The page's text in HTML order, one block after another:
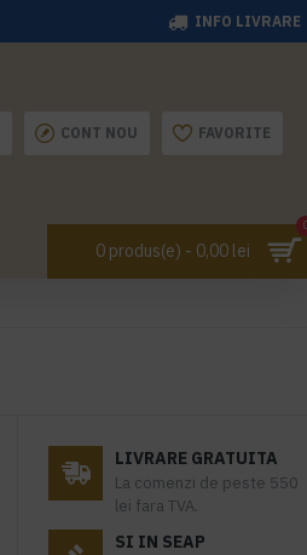
INFO LIVRARE
CONT NOU FAVORITE
0 produs(e) - 0,00 lei
LIVRARE GRATUITA
La comenzi de peste 550
lei fara TVA.
SI IN SEAP